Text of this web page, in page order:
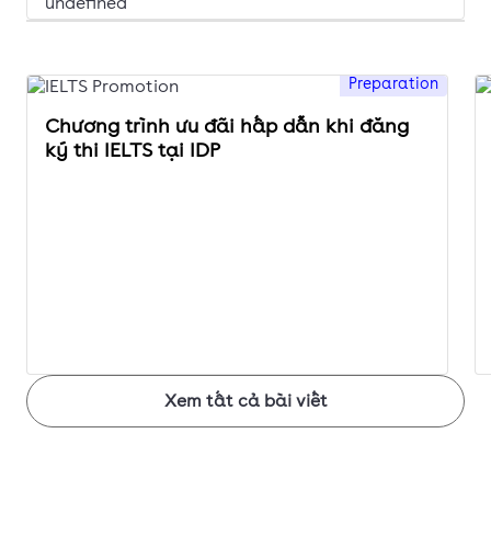
Xem tất cả bài viết
Preparation
Chương trình ưu đãi hấp dẫn khi đăng
ký thi IELTS tại IDP